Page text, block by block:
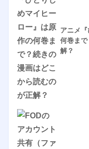
アニメ
何巻ま
解？